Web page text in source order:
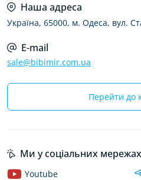
Наша адреса
Україна, 65000, м. Одеса, вул.
E-mail
sale@bibimir.com.ua
Перейти до
Ми у соціальних мережах
Youtube